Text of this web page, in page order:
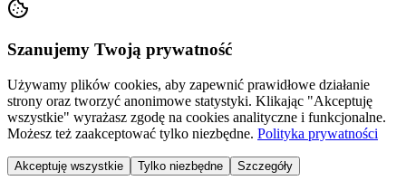
Szanujemy Twoją prywatność
Używamy plików cookies, aby zapewnić prawidłowe działanie
strony oraz tworzyć anonimowe statystyki. Klikając "Akceptuję
wszystkie" wyrażasz zgodę na cookies analityczne i funkcjonalne.
Możesz też zaakceptować tylko niezbędne. Polityka prywatności
Akceptuję wszystkie Tylko niezbędne Szczegóły